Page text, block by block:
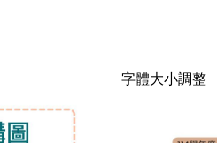
字體大小調整